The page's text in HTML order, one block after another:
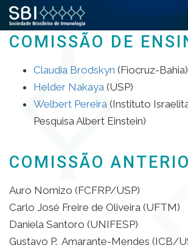
Pular
COMISSÃO DE
Claudia Brodskyn (Fiocruz-Bahia)
Helder Nakaya (USP)
Welbert Pereira (Instituto
Pesquisa Albert Einstein)
COMISSÃO
Auro Nomizo (FCFRP/USP)
Carlo José Freire de Oliveira (UFTM)
Daniela Santoro (UNIFESP)
Gustavo P. Amarante-Mendes (ICB/